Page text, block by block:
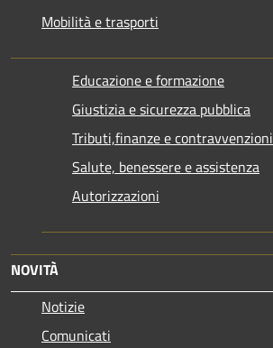
Mobilità e trasporti
Educazione e formazione
Giustizia e sicurezza pubblica
Tributi,finanze e contravvenzioni
Salute, benessere e assistenza
Autorizzazioni
NOVITÀ
Notizie
Comunicati